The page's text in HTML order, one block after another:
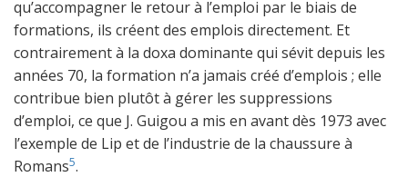
qu’accompagner le retour à l’emploi par le biais de
formations, ils créent des emplois directement. Et
contrairement à la doxa dominante qui sévit depuis les
années 70, la formation n’a jamais créé d’emplois ; elle
contribue bien plutôt à gérer les suppressions
d’emploi, ce que J. Guigou a mis en avant dès 1973 avec
l’exemple de Lip et de l’industrie de la chaussure à
Romans5.